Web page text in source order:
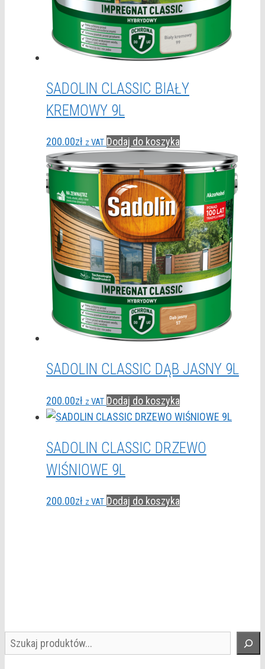
SADOLIN CLASSIC BIAŁY
KREMOWY 9L
200.00zł z VAT Dodaj do koszyka
SADOLIN CLASSIC DĄB JASNY 9L
200.00zł z VAT Dodaj do koszyka
SADOLIN CLASSIC DRZEWO
WIŚNIOWE 9L
200.00zł z VAT Dodaj do koszyka
Szukaj